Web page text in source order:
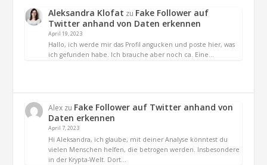
Aleksandra Klofat zu Fake Follower auf
Twitter anhand von Daten erkennen
April 19, 2023
Hallo, ich werde mir das Profil angucken und poste hier, was
ich gefunden habe. Ich brauche aber noch ca. Eine…
Alex zu Fake Follower auf Twitter anhand von
Daten erkennen
April 7, 2023
Hi Aleksandra, ich glaube, mit deiner Analyse könntest du
vielen Menschen helfen, die betrogen werden. Insbesondere
in der Krypta-Welt. Dort…